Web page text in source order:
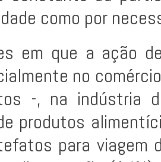
como por
em que a ação
no
-, na indústria
produtos
para viagem